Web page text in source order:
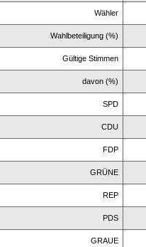
Wähler
Wahlbeteiligung (%)
Gültige Stimmen
davon (%)
SPD
CDU
FDP
GRÜNE
REP
PDS
GRAUE